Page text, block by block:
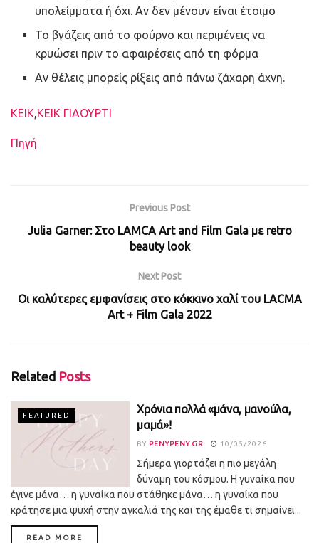
υπολείμματα ή όχι. Αν δεν μένουν είναι έτοιμο
Το βγάζεις από το φούρνο και περιμένεις να
κρυώσει πριν το αφαιρέσεις από τη φόρμα
Αν θέλεις μπορείς ρίξεις από πάνω ζάχαρη άχνη.
Ετικέτες
ΚΕΙΚ,ΚΕΙΚ ΓΙΑΟΥΡΤΙ
Πηγή
Previous Post
Julia Garner: Στο LAMCA Art and Film Gala με retro
beauty look
Next Post
Οι καλύτερες εμφανίσεις στο κόκκινο χαλί του LACMA
Art + Film Gala 2022
Related Posts
FEATURED
Χρόνια πολλά «μάνα, μανούλα,
μαμά»!
BY PENYPENY.GR 10/05/2026
Σήμερα γιορτάζει η πιο μεγάλη
δύναμη του κόσμου. Η γυναίκα που
έγινε μάνα… η γυναίκα που στάθηκε μάνα… η γυναίκα που
κράτησε μια ψυχή στην αγκαλιά της και της έμαθε τι σημαίνει...
READ MORE